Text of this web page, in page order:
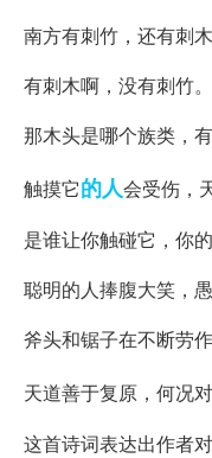
南方有刺竹，还有刺木
有刺木啊，没有刺竹。
那木头是哪个族类，有
触摸它的人会受伤，
是谁让你触碰它，你
聪明的人捧腹大笑，
斧头和锯子在不断劳
天道善于复原，何况
这首诗词表达出作者